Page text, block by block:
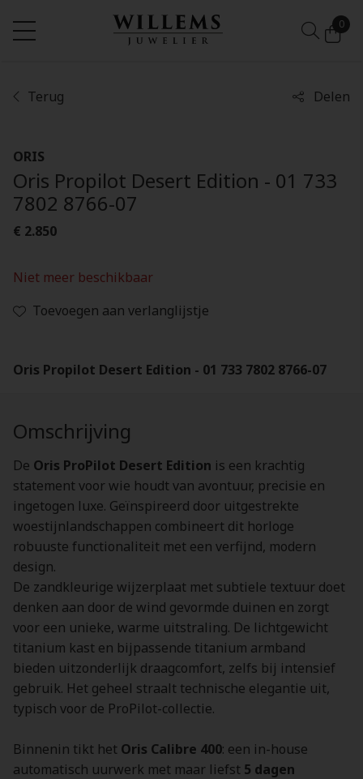
0
Terug Delen
ORIS
Oris Propilot Desert Edition - 01 733
7802 8766-07
€ 2.850
Niet meer beschikbaar
Toevoegen aan verlanglijstje
Oris Propilot Desert Edition - 01 733 7802 8766-07
Omschrijving
De Oris ProPilot Desert Edition is een krachtig
statement voor wie houdt van avontuur, precisie en
ingetogen luxe. Geïnspireerd door uitgestrekte
woestijnlandschappen combineert dit horloge
robuuste functionaliteit met een verfijnd, modern
design.
De zandkleurige wijzerplaat met subtiele textuur doet
denken aan door de wind gevormde duinen en zorgt
voor een unieke, warme uitstraling. De lichtgewicht
titanium kast en bijpassende titanium armband
bieden uitzonderlijk draagcomfort, zelfs bij intensief
gebruik. Het geheel straalt technische elegantie uit,
typisch voor de ProPilot-collectie.
Binnenin tikt het Oris Calibre 400: een in-house
automatisch uurwerk met maar liefst 5 dagen